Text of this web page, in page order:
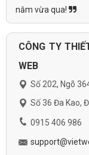
năm vừa qua!
CÔNG TY
WEB
Số 202, Ngõ
Số 36 Đa Kao,
0915 406 986